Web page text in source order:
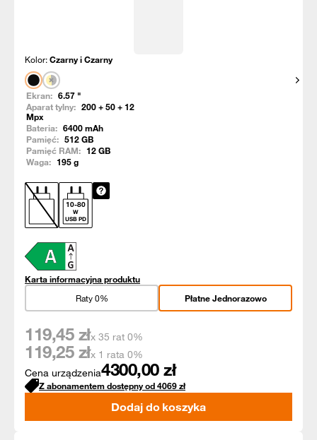
Kolor:Czarny i Czarny
Ekran: 6.57 "
Aparat tylny: 200 + 50 + 12
Mpx
Bateria: 6400mAh
Pamięć: 512GB
Pamięć RAM: 12GB
Waga: 195g
10-80
W
USB PD
Karta informacyjna produktu
Płatne Jednorazowo
Raty 0%
Cena urządzenia4300,00 zł
119,45 złx 35 rat 0%
119,25 złx 1 rata 0%
Z abonamentem dostępny od4069zł
Dodaj do koszyka